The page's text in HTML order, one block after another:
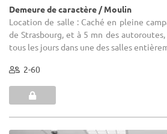
Demeure de caractère / Moulin
Location de salle : Caché en pleine
de Strasbourg, et à 5 mn des
tous les jours dans une des salles
2-60